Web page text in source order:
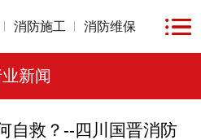
消防施工 消防维保
新闻
自救？--四川国晋消防